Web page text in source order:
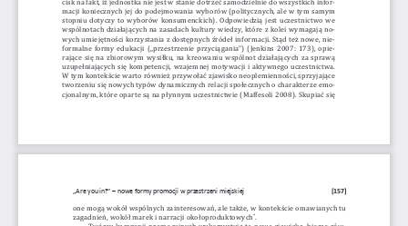
macji koniecznych jej do podejmowania wyborów (politycznych, ale w tym samym
stopniu dotyczy to wyborów konsumenckich). Odpowiedzią jest uczestnictwo we
wspólnotach działających na zasadach kultury wiedzy, które z kolei wymagają no-
wych umiejętności korzystania z dostępnych źródeł informacji. Stąd też nowe, nie-
formalne formy edukacji („przestrzenie przyciągania”) (Jenkins 2007: 173), opie-
rające się na zbiorowym wysiłku, na kreowaniu wspólnot działających za sprawą
uzupełniających się kompetencji, wzajemnej motywacji i aktywnego uczestnictwa.
W tym kontekście warto również przywołać zjawisko neoplemienności, sprzyjające
tworzeniu się nowych typów dynamicznych relacji społecznych o charakterze emo-
cjonalnym, które oparte są na płynnym uczestnictwie (Maffesoli 2008). Skupiać się
„Are you in?” – nowe formy promocji w przestrzeni miejskiej
[157]
one mogą wokół wspólnych zainteresowań, ale także, w kontekście omawianych tu
zagadnień, wokół marek i narracji okołoproduktowych*